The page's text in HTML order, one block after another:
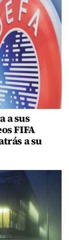
a sus
FIFA
a su